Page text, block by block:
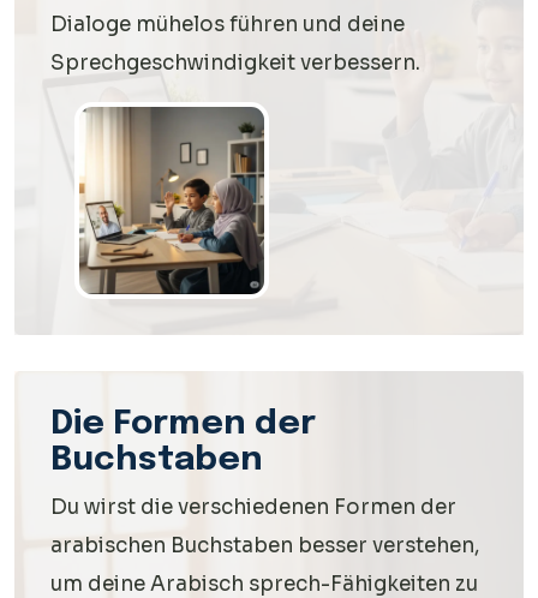
Dialoge mühelos führen und deine
Sprechgeschwindigkeit verbessern.
Die Formen der
Buchstaben
Du wirst die verschiedenen Formen der
arabischen Buchstaben besser verstehen,
um deine Arabisch sprech-Fähigkeiten zu